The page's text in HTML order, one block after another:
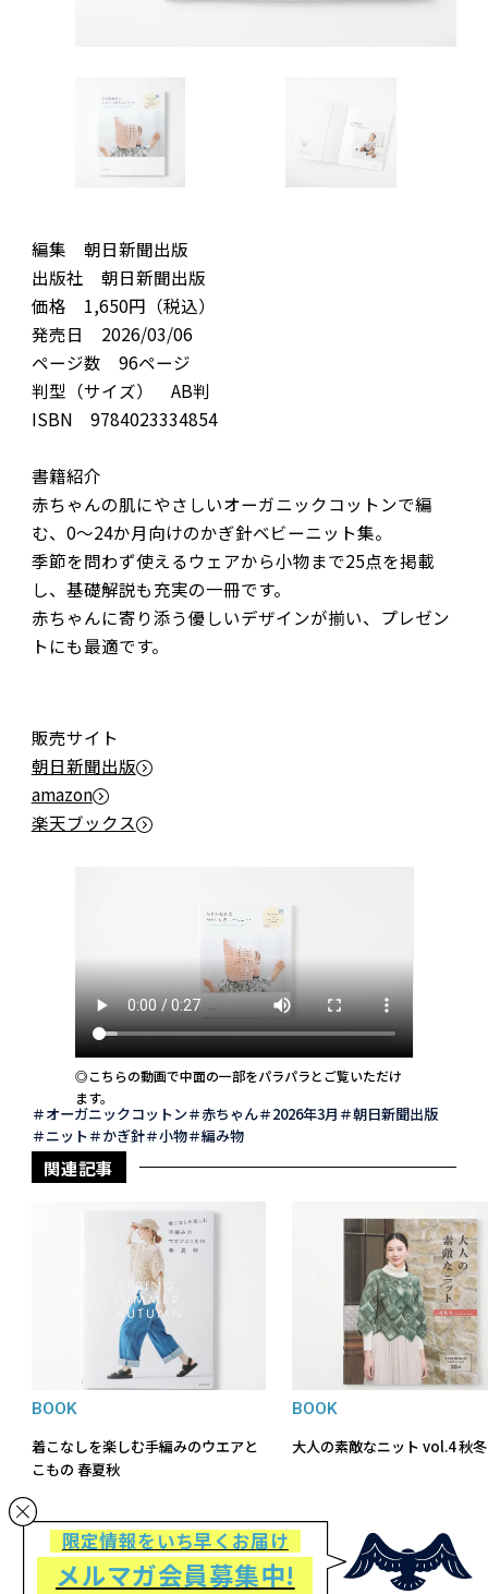
編集 朝日新聞出版
出版社 朝日新聞出版
価格 1,650円（税込）
発売日 2026/03/06
ページ数 96ページ
判型（サイズ） AB判
ISBN 9784023334854
書籍紹介
赤ちゃんの肌にやさしいオーガニックコットンで編
む、0～24か月向けのかぎ針ベビーニット集。
季節を問わず使えるウェアから小物まで25点を掲載
し、基礎解説も充実の一冊です。
赤ちゃんに寄り添う優しいデザインが揃い、プレゼン
トにも最適です。
販売サイト
朝日新聞出版
amazon
楽天ブックス
◎こちらの動画で中面の一部をパラパラとご覧いただけ
ます。
オーガニックコットン 赤ちゃん 2026年3月
朝日新聞出版
ニット
かぎ針 小物 編み物
関連記事
BOOK
着こなしを楽しむ手編みのウエアと
こもの 春夏秋
BOOK
大人の素敵なニット vol.4 秋冬
限定情報をいち早くお届け
メルマガ会員募集中!